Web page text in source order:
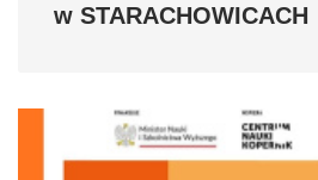
w STARACHOWICACH